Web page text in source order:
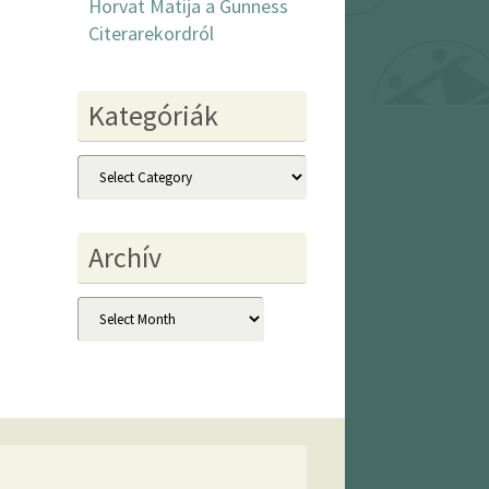
Horvat Matija a Gunness
Citerarekordról
Kategóriák
Kategóriák
Archív
Archív